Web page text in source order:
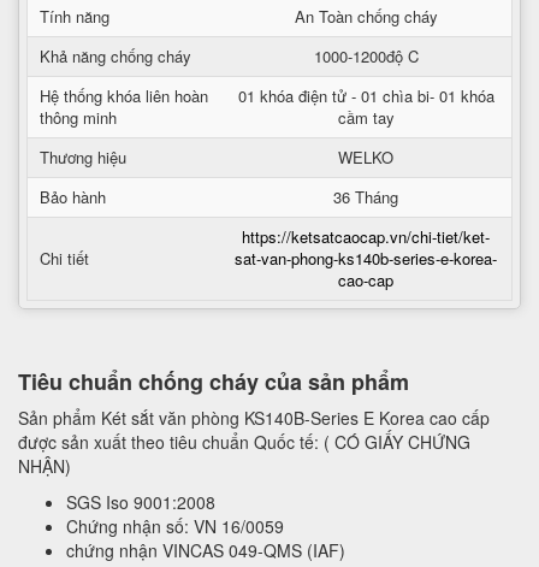
Tính năng
An Toàn chống cháy
Khả năng chống cháy
1000-1200độ C
Hệ thống khóa liên hoàn
thông minh
01 khóa điện tử - 01 chìa bi- 01 khóa
cầm tay
Thương hiệu
WELKO
Bảo hành
36 Tháng
Chi tiết
https://ketsatcaocap.vn/chi-tiet/ket-
sat-van-phong-ks140b-series-e-korea-
cao-cap
Tiêu chuẩn chống cháy của sản phẩm
Sản phẩm Két sắt văn phòng KS140B-Series E Korea cao cấp
được sản xuất theo tiêu chuẩn Quốc tế: ( CÓ GIẤY CHỨNG
NHẬN)
SGS Iso 9001:2008
Chứng nhận số: VN 16/0059
chứng nhận VINCAS 049-QMS (IAF)